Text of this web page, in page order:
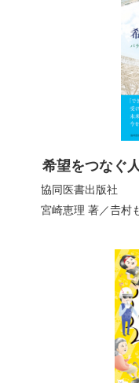
希望をつなぐ
協同医書出版社
宮崎恵理 著／𠮷村